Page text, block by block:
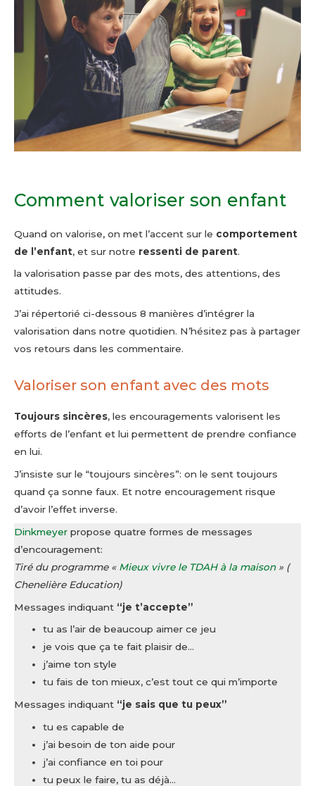
Comment valoriser son enfant
Quand on valorise, on met l’accent sur le comportement
de l’enfant, et sur notre ressenti de parent.
la valorisation passe par des mots, des attentions, des
attitudes.
J’ai répertorié ci-dessous 8 manières d’intégrer la
valorisation dans notre quotidien. N’hésitez pas à partager
vos retours dans les commentaire.
Valoriser son enfant avec des mots
Toujours sincères, les encouragements valorisent les
efforts de l’enfant et lui permettent de prendre confiance
en lui.
J’insiste sur le “toujours sincères”: on le sent toujours
quand ça sonne faux. Et notre encouragement risque
d’avoir l’effet inverse.
Dinkmeyer propose quatre formes de messages
d’encouragement:
Tiré du programme « Mieux vivre le TDAH à la maison» (
Chenelière Education)
Messages indiquant “je t’accepte”
tu as l’air de beaucoup aimer ce jeu
je vois que ça te fait plaisir de…
j’aime ton style
tu fais de ton mieux, c’est tout ce qui m’importe
Messages indiquant “je sais que tu peux”
tu es capable de
j’ai besoin de ton aide pour
j’ai confiance en toi pour
tu peux le faire, tu as déjà…